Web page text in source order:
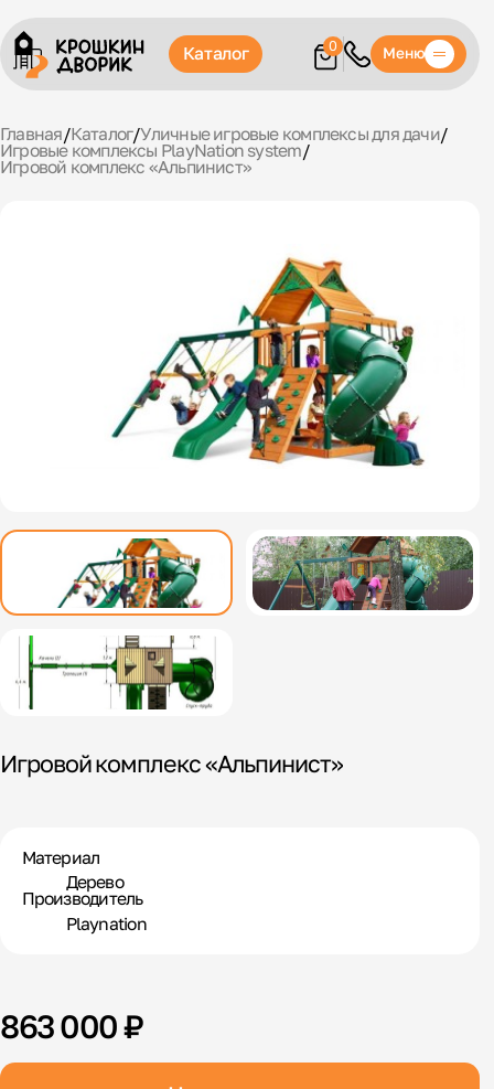
Каталог 0 Меню
Главная/Каталог/Уличные игровые комплексы для дачи/
Игровые комплексы PlayNation system/
Игровой комплекс «Альпинист»
Игровой комплекс «Альпинист»
Материал
Дерево
Производитель
Playnation
863 000 ₽